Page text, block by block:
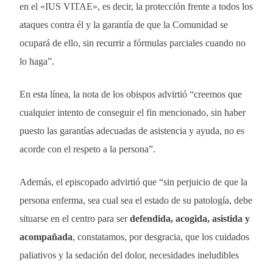
en el «IUS VITAE», es decir, la protección frente a todos los
ataques contra él y la garantía de que la Comunidad se
ocupará de ello, sin recurrir a fórmulas parciales cuando no
lo haga”.
En esta línea, la nota de los obispos advirtió “creemos que
cualquier intento de conseguir el fin mencionado, sin haber
puesto las garantías adecuadas de asistencia y ayuda, no es
acorde con el respeto a la persona”.
Además, el episcopado advirtió que “sin perjuicio de que la
persona enferma, sea cual sea el estado de su patología, debe
situarse en el centro para serdefendida, acogida, asistida y
acompañada, constatamos, por desgracia, que los cuidados
paliativos y la sedación del dolor, necesidades ineludibles